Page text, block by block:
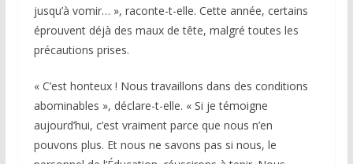
jusqu’à vomir… », raconte-t-elle. Cette année, certains
éprouvent déjà des maux de tête, malgré toutes les
précautions prises.
« C’est honteux ! Nous travaillons dans des conditions
abominables », déclare-t-elle. « Si je témoigne
aujourd’hui, c’est vraiment parce que nous n’en
pouvons plus. Et nous ne savons pas si nous, le